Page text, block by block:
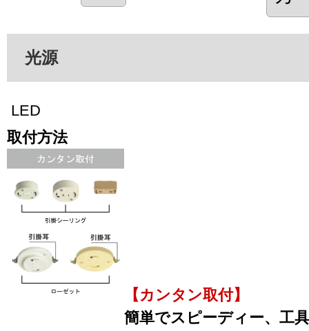
光源
LED
取付方法
【カンタン取付】
簡単でスピーディー、工